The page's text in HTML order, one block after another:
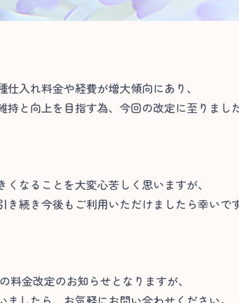
入れ料金や経費が増大傾向にあり、
持と向上を目指す為、今回の改定に至りました
くなることを大変心苦しく思いますが、
き続き今後もご利用いただけましたら幸いです
料金改定のお知らせとなりますが、